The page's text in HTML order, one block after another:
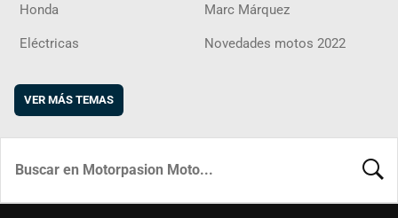
Honda Marc Márquez
Eléctricas Novedades motos 2022
VER MÁS TEMAS